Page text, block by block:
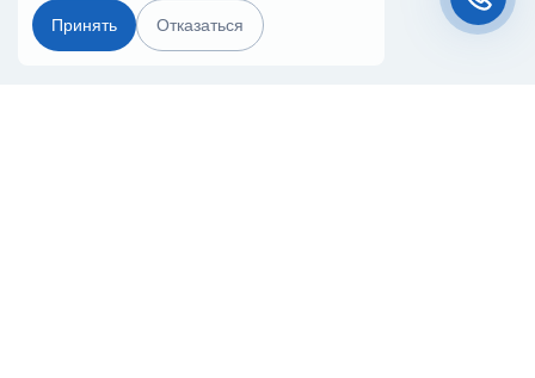
Принять Отказаться